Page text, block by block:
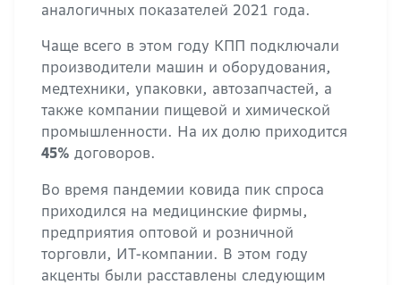
аналогичных показателей 2021 года.
Чаще всего в этом году КПП подключали
производители машин и оборудования,
медтехники, упаковки, автозапчастей, а
также компании пищевой и химической
промышленности. На их долю приходится
45% договоров.
Во время пандемии ковида пик спроса
приходился на медицинские фирмы,
предприятия оптовой и розничной
торговли, ИТ-компании. В этом году
акценты были расставлены следующим